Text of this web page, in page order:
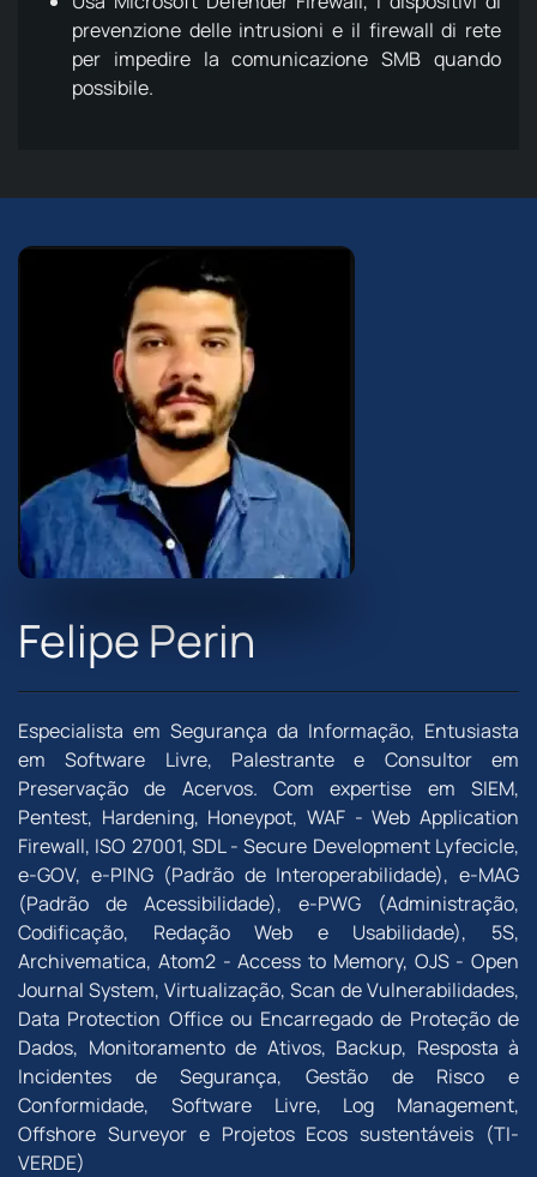
prevenzione delle intrusioni e il firewall di rete
per impedire la comunicazione SMB quando
possibile.
Felipe Perin
Especialista em Segurança da Informação, Entusiasta
em Software Livre, Palestrante e Consultor em
Preservação de Acervos. Com expertise em SIEM,
Pentest, Hardening, Honeypot, WAF - Web Application
Firewall, ISO 27001, SDL - Secure Development Lyfecicle,
e-GOV, e-PING (Padrão de Interoperabilidade), e-MAG
(Padrão de Acessibilidade), e-PWG (Administração,
Codificação, Redação Web e Usabilidade), 5S,
Archivematica, Atom2 - Access to Memory, OJS - Open
Journal System, Virtualização, Scan de Vulnerabilidades,
Data Protection Office ou Encarregado de Proteção de
Dados, Monitoramento de Ativos, Backup, Resposta à
Incidentes de Segurança, Gestão de Risco e
Conformidade, Software Livre, Log Management,
Offshore Surveyor e Projetos Ecos sustentáveis (TI-
VERDE)